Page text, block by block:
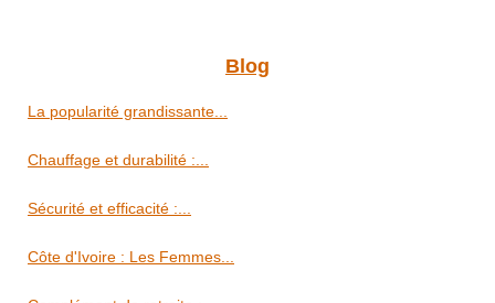
Blog
La popularité grandissante...
Chauffage et durabilité :...
Sécurité et efficacité :...
Côte d'Ivoire : Les Femmes...